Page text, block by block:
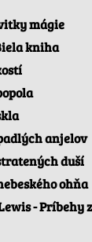
mágie
kniha
anjelov
duší
ohňa
- Príbehy